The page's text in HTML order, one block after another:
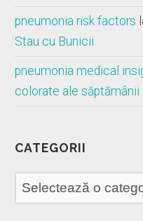
pneumonia risk factors
Stau cu Bunicii
pneumonia medical
colorate ale săptămânii
CATEGORII
Categorii